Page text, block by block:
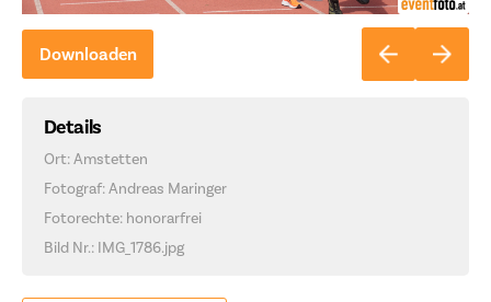
Downloaden
Details
Ort: Amstetten
Fotograf: Andreas Maringer
Fotorechte: honorarfrei
Bild Nr.: IMG_1786.jpg